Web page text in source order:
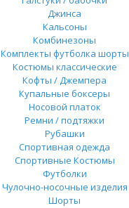
Джинса
Кальсоны
Комбинезоны
Комплекты футболка шорты
Костюмы классические
Кофты / Джемпера
Купальные боксеры
Носовой платок
Ремни / подтяжки
Рубашки
Спортивная одежда
Спортивные Костюмы
Футболки
Чулочно-носочные изделия
Шорты